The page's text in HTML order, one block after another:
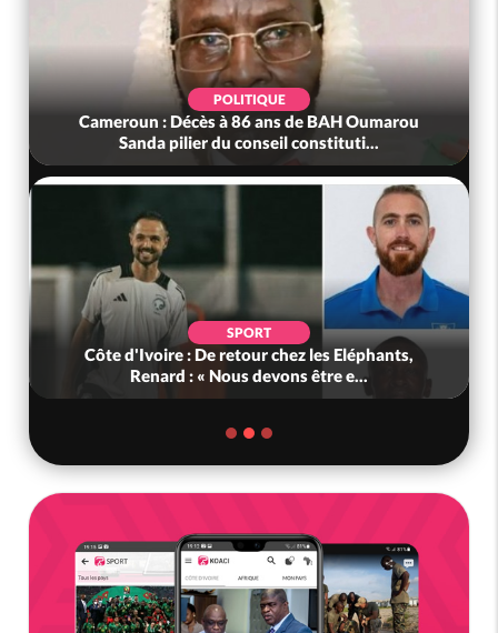
POLITIQUE
Cameroun : Décès à 86 ans de BAH Oumarou
Sanda pilier du conseil constituti...
SPORT
Côte d'Ivoire : De retour chez les Eléphants,
Renard : « Nous devons être e...